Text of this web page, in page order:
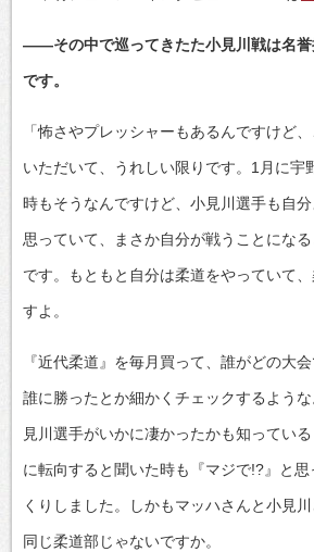
――その中で巡ってきたた小見川戦は名誉
です。
「怖さやプレッシャーもあるんですけど
いただいて、うれしい限りです。1月に宇
時もそうなんですけど、小見川選手も自
思っていて、まさか自分が戦うことにな
です。もともと自分は柔道をやっていて
すよ。
『近代柔道』を毎月買って、誰がどの大
誰に勝ったとか細かくチェックするよう
見川選手がいかに凄かったかも知ってい
に転向すると聞いた時も『マジで!?』と
くりしました。しかもマッハさんと小見
同じ柔道部じゃないですか。